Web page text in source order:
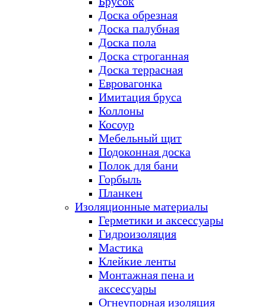
Доска обрезная
Доска палубная
Доска пола
Доска строганная
Доска террасная
Евровагонка
Имитация бруса
Коллоны
Косоур
Мебельный щит
Подоконная доска
Полок для бани
Горбыль
Планкен
Изоляционные материалы
Герметики и аксессуары
Гидроизоляция
Мастика
Клейкие ленты
Монтажная пена и
аксессуары
Огнеупорная изоляция